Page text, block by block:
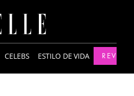
CELEBS ESTILO DE VIDA